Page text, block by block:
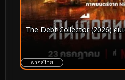
The Debt Collector (2026) คน
พากย์ไทย